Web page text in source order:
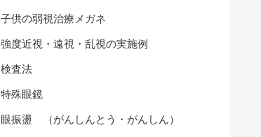
子供の弱視治療メガネ
強度近視・遠視・乱視の実施例
検査法
特殊眼鏡
眼振盪 （がんしんとう・がんしん）